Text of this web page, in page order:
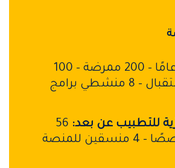
100 طبيبا عامًا – 200 ممرضة – 100
موظف استقبال – 8 منشطي برامج
للتطبيب عن بعد: 56
للمنصة